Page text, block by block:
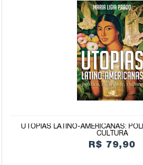
UTOPIAS LATINO-AMERICANAS:
CULTURA
R$ 79,90